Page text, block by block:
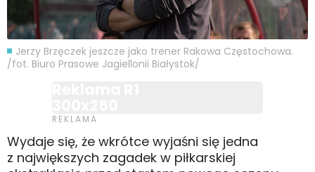
Jerzy Brzęczek jeszcze jako trener Rakowa Częstochowa.
/fot. Biuro Prasowe Jagiellonii Białystok/
Wydaje się, że wkrótce wyjaśni się jedna
z największych zagadek w piłkarskiej